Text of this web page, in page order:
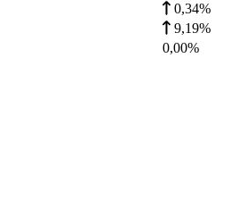
0,34%
9,19%
0,00%